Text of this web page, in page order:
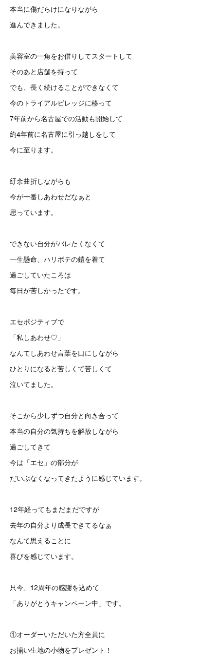
本当に傷だらけになりながら
進んできました。
美容室の一角をお借りしてスタートして
そのあと店舗を持って
でも、長く続けることができなくて
今のトライアルビレッジに移って
7年前から名古屋での活動も開始して
約4年前に名古屋に引っ越しをして
今に至ります。
紆余曲折しながらも
今が一番しあわせだなぁと
思っています。
できない自分がバレたくなくて
一生懸命、ハリボテの鎧を着て
過ごしていたころは
毎日が苦しかったです。
エセポジティブで
「私しあわせ♡」
なんてしあわせ言葉を口にしながら
ひとりになると苦しくて苦しくて
泣いてました。
そこから少しずつ自分と向き合って
本当の自分の気持ちを解放しながら
過ごしてきて
今は「エセ」の部分が
だいぶなくなってきたように感じています。
12年経ってもまだまだですが
去年の自分より成長できてるなぁ
なんて思えることに
喜びを感じています。
只今、12周年の感謝を込めて
「ありがとうキャンペーン中」です。
①オーダーいただいた方全員に
お揃い生地の小物をプレゼント！